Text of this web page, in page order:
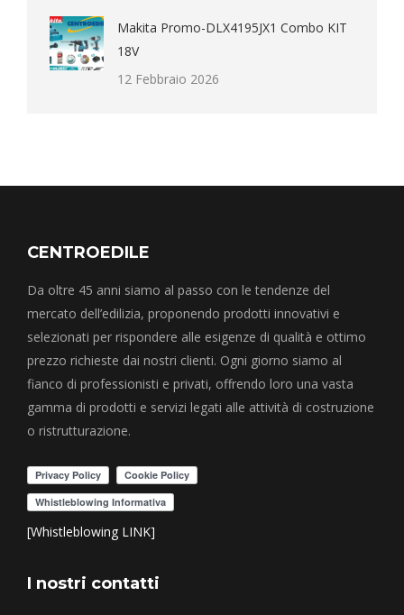
Makita Promo-DLX4195JX1 Combo KIT
18V
12 Febbraio 2026
CENTROEDILE
Da oltre 45 anni siamo al passo con le tendenze del
mercato dell’edilizia, proponendo prodotti innovativi e
selezionati per rispondere alle esigenze di qualità e ottimo
prezzo richieste dai nostri clienti. Ogni giorno siamo al
fianco di professionisti e privati, offrendo loro una vasta
gamma di prodotti e servizi legati alle attività di costruzione
o ristrutturazione.
[Whistleblowing LINK]
I nostri contatti